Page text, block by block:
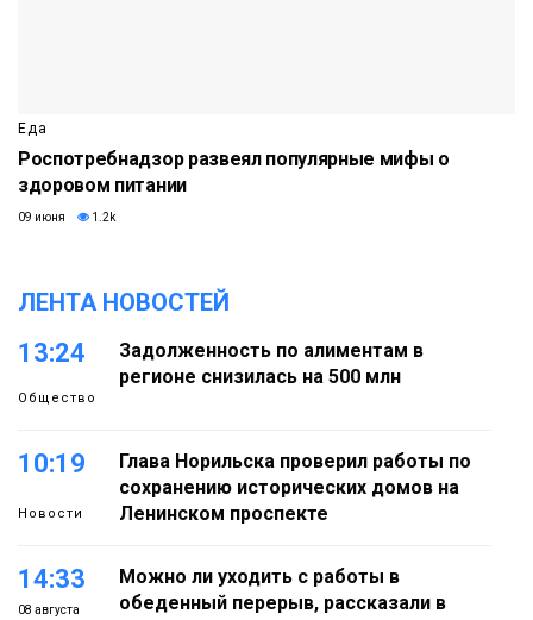
Еда
Роспотребнадзор развеял популярные мифы о
здоровом питании
09 июня 1.2k
ЛЕНТА НОВОСТЕЙ
13:24
Общество
Задолженность по алиментам в
регионе снизилась на 500 млн
10:19
Новости
Глава Норильска проверил работы по
сохранению исторических домов на
Ленинском проспекте
14:33
08 августа
Можно ли уходить с работы в
обеденный перерыв, рассказали в